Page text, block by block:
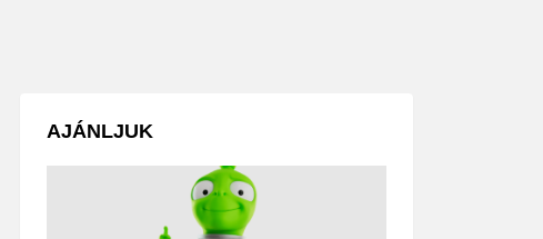
AJÁNLJUK